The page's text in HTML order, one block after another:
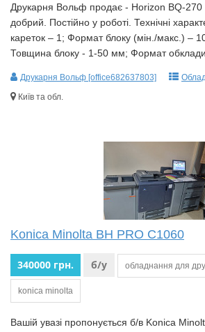
Друкарня Вольф продає - Horizon BQ-
добрий. Постійно у роботі. Технічні
кареток – 1; Формат блоку (мін./макс.) –
Товщина блоку - 1-50 мм; Формат
Друкарня Вольф [office682637803]
Київ та обл.
Konica Minolta BH PRO C1060
340000 грн. б/у обладнання для
konica minolta
Вашій увазі пропонується б/в Konica